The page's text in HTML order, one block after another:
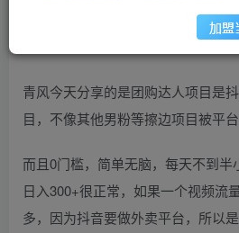
青风今天分享的是团购达人项目是
目，不像其他男粉等擦边项目被平
而且0门槛，简单无脑，每天不到
日入300+很正常，如果一个视频流
多，因为抖音要做外卖平台，所以
加盟